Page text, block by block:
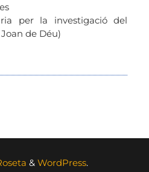
per la investigació del
de Déu)
& WordPress.